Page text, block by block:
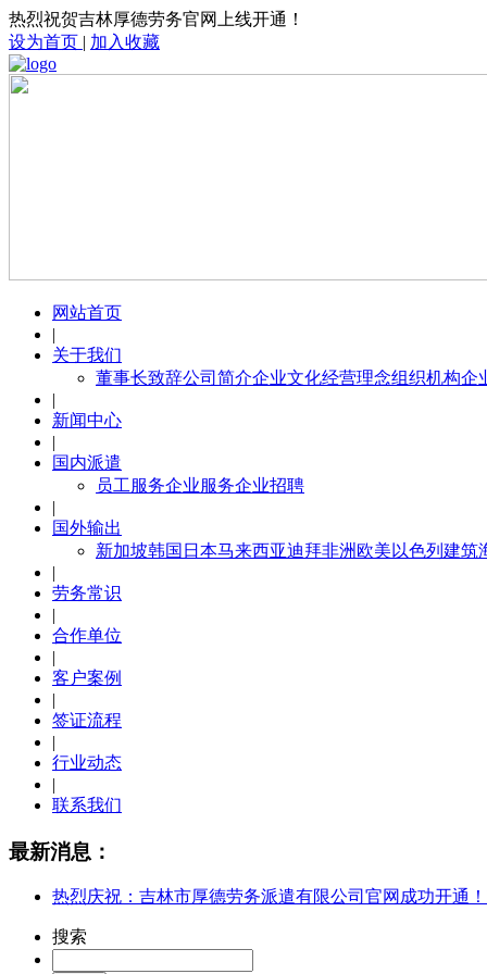
热烈祝贺吉林厚德劳务官网上线开通！
设为首页 | 加入收藏
网站首页
|
关于我们
董事长致辞公司简介企业文化经营理念组织机构企
|
新闻中心
|
国内派遣
员工服务企业服务企业招聘
|
国外输出
新加坡韩国 日本马来西亚迪拜非洲 欧美 以色列建筑
|
劳务常识
|
合作单位
|
客户案例
|
签证流程
|
行业动态
|
联系我们
最新消息：
热烈庆祝：吉林市厚德劳务派遣有限公司官网成功开通！
搜索